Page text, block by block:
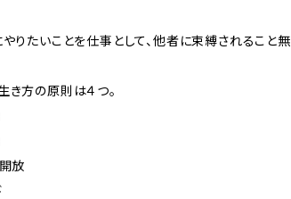
りたいことを仕事として、他者に束縛されること無
き方の原則は４つ。
放